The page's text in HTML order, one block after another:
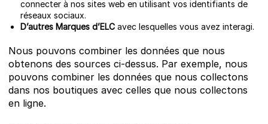
connecter à nos sites web en utilisant vos identifiants de
réseaux sociaux.
D’autres Marques d’ELC avec lesquelles vous avez interagi.
Nous pouvons combiner les données que nous
obtenons des sources ci-dessus. Par exemple, nous
pouvons combiner les données que nous collectons
dans nos boutiques avec celles que nous collectons
en ligne.